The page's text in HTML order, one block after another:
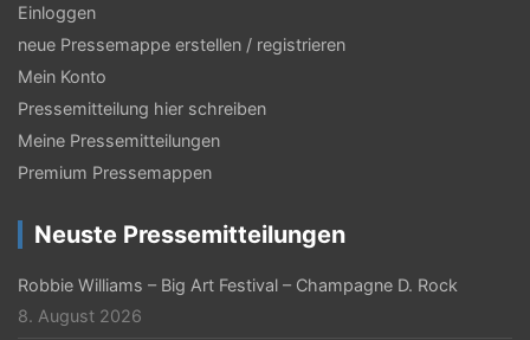
Einloggen
neue Pressemappe erstellen / registrieren
Mein Konto
Pressemitteilung hier schreiben
Meine Pressemitteilungen
Premium Pressemappen
Neuste Pressemitteilungen
Robbie Williams – Big Art Festival – Champagne D. Rock
8. August 2026